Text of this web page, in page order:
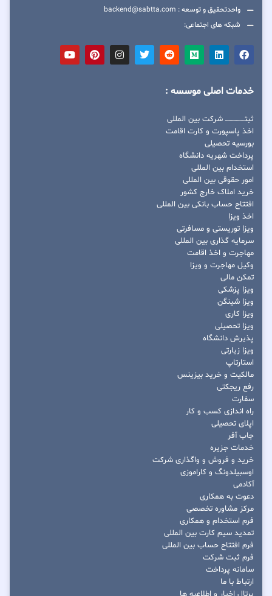
واحدتحقیق و توسعه : backend@sabtta.com
شبکه های اجتماعی:
خدمات اصلی موسسه :
ثبتــــــــــــــــ شرکت بین المللی
اخذ پاسپورت و کارت اقامت
بورسیه تحصیلی
پرداخت شهریه دانشگاه
استخدام بین المللی
امور حقوقی بین المللی
خرید املاک خارج کشور
افتتاح حساب بانکی بین المللی
اخذ ویزا
ویزا توریستی و مسافرتی
سرمایه گذاری بین المللی
مهاجرت و اخذ اقامت
وکیل مهاجرت و ویزا
تمکن مالی
ویزا پزشکی
ویزا شینگن
ویزا کاری
ویزا تحصیلی
پذیرش دانشگاه
ویزا زیارتی
استارتاپ
مالکیت و خرید بیزینس
رفع ریجکتی
سفارت
راه اندازی کسب و کار
اپلای تحصیلی
جاب آفر
خدمات جزیره
خرید و فروش و واگذاری شرکت
اوسبیلدونگ و کاراموزی
آکادمی
دعوت به همکاری
مرکز مشاوره تخصصی
فرم استخدام و همکاری
تمدید سیم کارت بین المللی
فرم افتتاح حساب بین المللی
فرم ثبت شرکت
سامانه پرداخت
ارتباط با ما